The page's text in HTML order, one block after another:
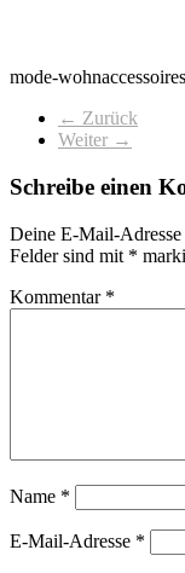
mode-
← Zurück
Weiter →
Schreibe einen
Deine E-Mail-
Felder sind mit *
Kommentar *
Name *
E-Mail-Adresse *